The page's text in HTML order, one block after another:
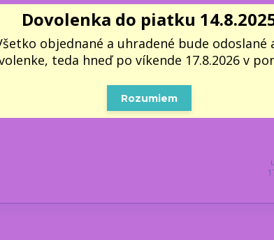
5 LED podsvietenie
LED farebným podsvietením
Dovolenka do piatku
objednané a uhradené bude odoslané
teda hneď po víkende 17.8.2026 v
Rozumiem